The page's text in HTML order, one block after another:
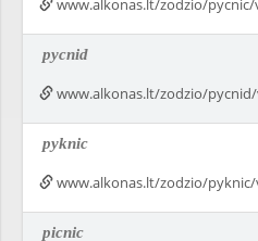
www.alkonas.lt/zodzio/
pycnid
www.alkonas.lt/zodzio/
pyknic
www.alkonas.lt/zodzio/
picnic